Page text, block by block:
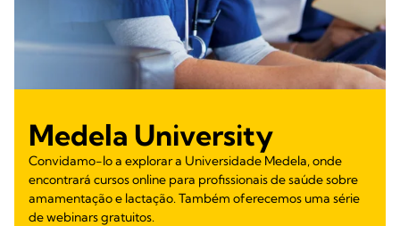
Medela University
Convidamo-lo a explorar a Universidade Medela, onde
encontrará cursos online para profissionais de saúde sobre
amamentação e lactação. Também oferecemos uma série
de webinars gratuitos.